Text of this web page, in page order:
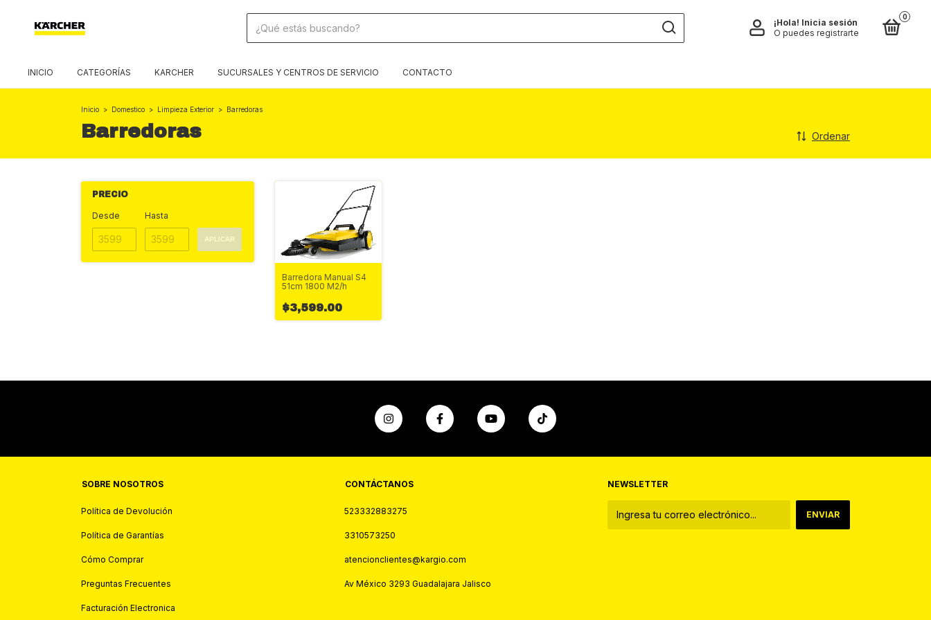
¡Hola! Inicia sesión
O puedes registrarte
0
INICIO CATEGORÍAS KARCHER SUCURSALES Y CENTROS DE SERVICIO CONTACTO
Inicio > Domestico > Limpieza Exterior > Barredoras
Barredoras Ordenar
PRECIO
Desde Hasta
APLICAR
Barredora Manual S4
51cm 1800 M2/h
$3,599.00
SOBRE NOSOTROS
Política de Devolución
Política de Garantías
Cómo Comprar
Preguntas Frecuentes
Facturación Electronica
CONTÁCTANOS
523332883275
3310573250
atencionclientes@kargio.com
Av México 3293 Guadalajara Jalisco
NEWSLETTER